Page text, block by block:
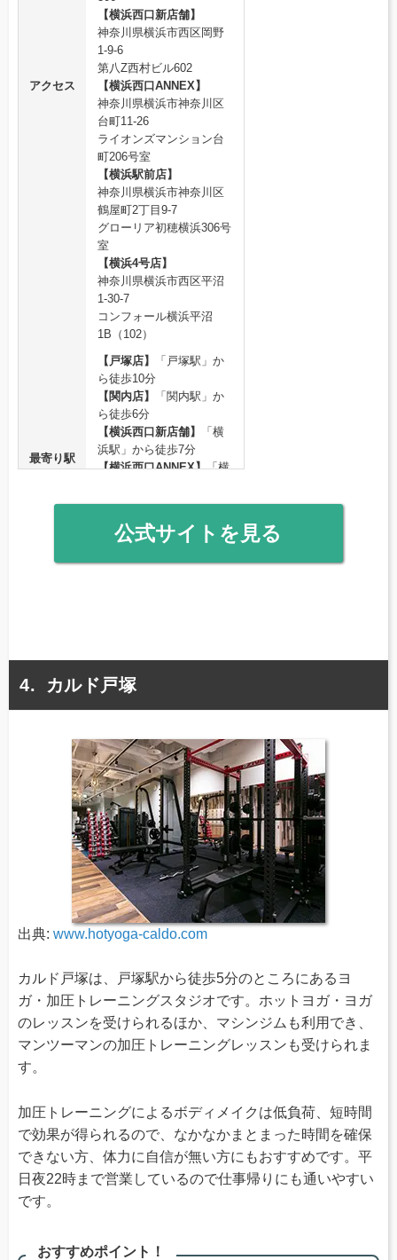
アクセス
【横浜西口新店舗】
神奈川県横浜市西区岡野
1-9-6
第八Z西村ビル602
【横浜西口ANNEX】
神奈川県横浜市神奈川区
台町11-26
ライオンズマンション台
町206号室
【横浜駅前店】
神奈川県横浜市神奈川区
鶴屋町2丁目9-7
グローリア初穂横浜306号
室
【横浜4号店】
神奈川県横浜市西区平沼
1-30-7
コンフォール横浜平沼
1B（102）
最寄り駅
【戸塚店】
「戸塚駅」か
ら徒歩10分
【関内店】
「関内駅」か
ら徒歩6分
【横浜西口新店舗】
「横
浜駅」から徒歩7分
【横浜西口ANNEX】「横
【横浜駅前店】「横浜
駅」から徒歩3分
【横浜4号店】 「横浜駅」
特徴
公式サイトを見る
カルド戸塚
出典: www.hotyoga-caldo.com
カルド戸塚は、戸塚駅から徒歩5分のところにあるヨ
ガ・加圧トレーニングスタジオです。ホットヨガ・ヨガ
のレッスンを受けられるほか、マシンジムも利用でき、
マンツーマンの加圧トレーニングレッスンも受けられま
す。
加圧トレーニングによるボディメイクは低負荷、短時間
で効果が得られるので、なかなかまとまった時間を確保
できない方、体力に自信が無い方にもおすすめです。平
日夜22時まで営業しているので仕事帰りにも通いやすい
です。
おすすめポイント！